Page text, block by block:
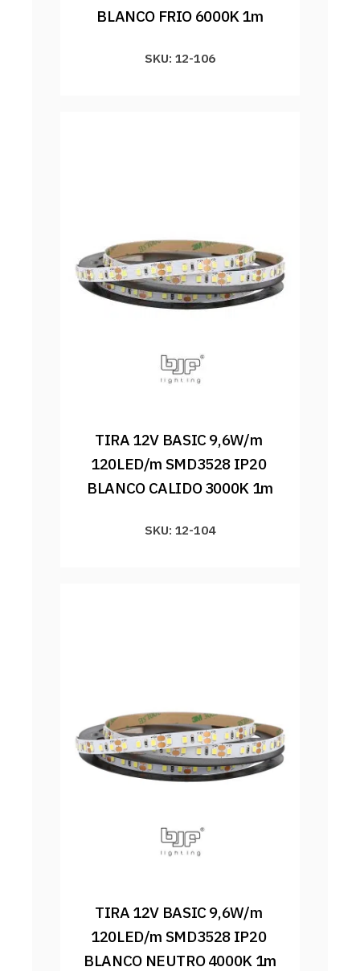
BLANCO FRIO 6000K 1m
SKU: 12-106
TIRA 12V BASIC 9,6W/m
120LED/m SMD3528 IP20
BLANCO CALIDO 3000K 1m
SKU: 12-104
TIRA 12V BASIC 9,6W/m
120LED/m SMD3528 IP20
BLANCO NEUTRO 4000K 1m